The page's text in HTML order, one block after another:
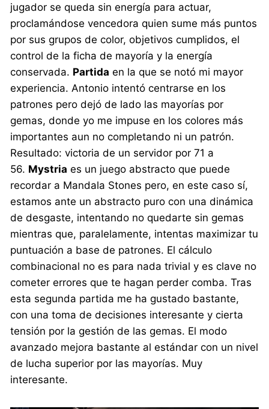
jugador se queda sin energía para actuar,
proclamándose vencedora quien sume más puntos
por sus grupos de color, objetivos cumplidos, el
control de la ficha de mayoría y la energía
conservada. Partida en la que se notó mi mayor
experiencia. Antonio intentó centrarse en los
patrones pero dejó de lado las mayorías por
gemas, donde yo me impuse en los colores más
importantes aun no completando ni un patrón.
Resultado: victoria de un servidor por 71 a
56. Mystria es un juego abstracto que puede
recordar a Mandala Stones pero, en este caso sí,
estamos ante un abstracto puro con una dinámica
de desgaste, intentando no quedarte sin gemas
mientras que, paralelamente, intentas maximizar tu
puntuación a base de patrones. El cálculo
combinacional no es para nada trivial y es clave no
cometer errores que te hagan perder comba. Tras
esta segunda partida me ha gustado bastante,
con una toma de decisiones interesante y cierta
tensión por la gestión de las gemas. El modo
avanzado mejora bastante al estándar con un nivel
de lucha superior por las mayorías. Muy
interesante.